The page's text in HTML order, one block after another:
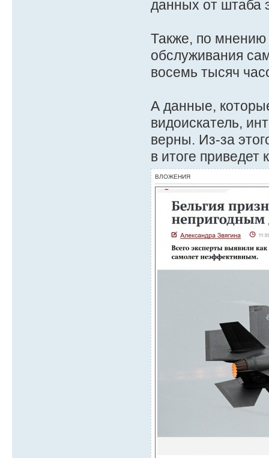
данных от штаба
Также, по мнению
обслуживания
восемь тысяч
А данные,
видоискатель,
верны. Из-за
в итоге приведет
ВЛОЖЕНИЯ